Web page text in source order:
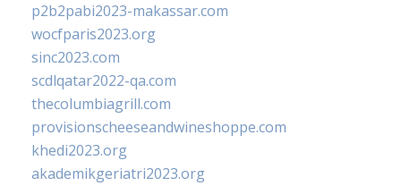
p2b2pabi2023-makassar.com
wocfparis2023.org
sinc2023.com
scdlqatar2022-qa.com
thecolumbiagrill.com
provisionscheeseandwineshoppe.com
khedi2023.org
akademikgeriatri2023.org